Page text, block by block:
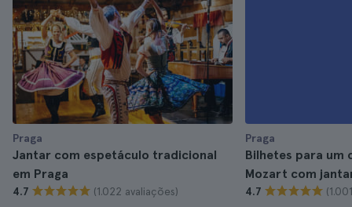
Praga
Jantar com espetáculo tradicional
em Praga
4.7 (1.022 avaliações)
Praga
Bilhetes para um
Mozart com
4.7